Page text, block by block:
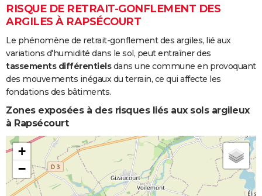
RISQUE DE RETRAIT-GONFLEMENT DES
ARGILES À RAPSÉCOURT
Le phénomène de retrait-gonflement des argiles, lié aux
variations d'humidité dans le sol, peut entraîner des
tassements différentielsdans une commune en provoquant
des mouvements inégaux du terrain, ce qui affecte les
fondations des bâtiments.
Zones exposées à des risques liés aux sols argileux
à Rapsécourt
+
−